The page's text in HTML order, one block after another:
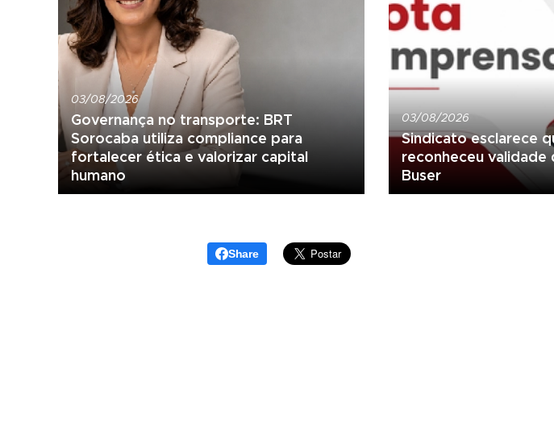
03/08/2026
Governança no transporte: BRT
Sorocaba utiliza compliance para
fortalecer ética e valorizar capital
humano
03/08/2026
Sindicato esclarece
reconheceu
Buser
Share